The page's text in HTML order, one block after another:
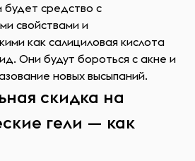
средство с
свойствами и
как салициловая кислота
Они будут бороться с акне и
новых высыпаний.
скидка на
гели — как